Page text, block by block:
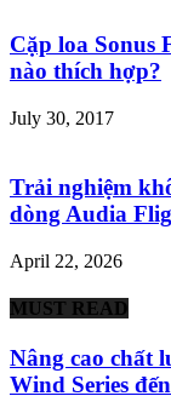
Cặp loa Sonus
nào thích hợp?
July 30, 2017
Trải nghiệm
dòng Audia
April 22, 2026
MUST READ
Nâng cao chất
Wind Series